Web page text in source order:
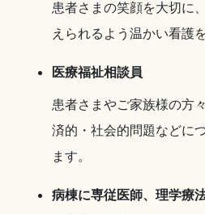
患者さまの笑顔を大切に
えられるよう温かい看護
医療福祉相談員
患者さまやご家族様の方
済的・社会的問題などに
ます。
病棟に専従医師、理学療